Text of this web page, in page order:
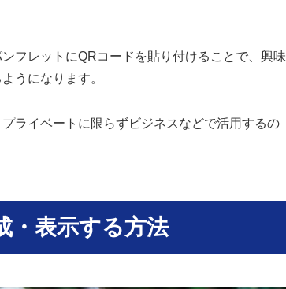
フレットにQRコードを貼り付けることで、興味
うになります。
ライベートに限らずビジネスなどで活用するの
・表示する方法